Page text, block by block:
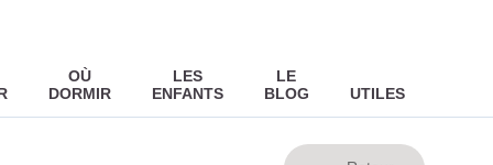
OÙ
DORMIR
LES
ENFANTS
LE
BLOG
UTILES